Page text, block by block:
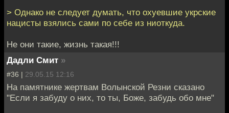
> Однако не следует думать, что охуевшие укрские
нацисты взялись сами по себе из ниоткуда.
Не они такие, жизнь такая!!!
Дадли Смит »
#36 | 29.05.15 12:16
На памятнике жертвам Волынской Резни сказано
"Если я забуду о них, то ты, Боже, забудь обо мне"